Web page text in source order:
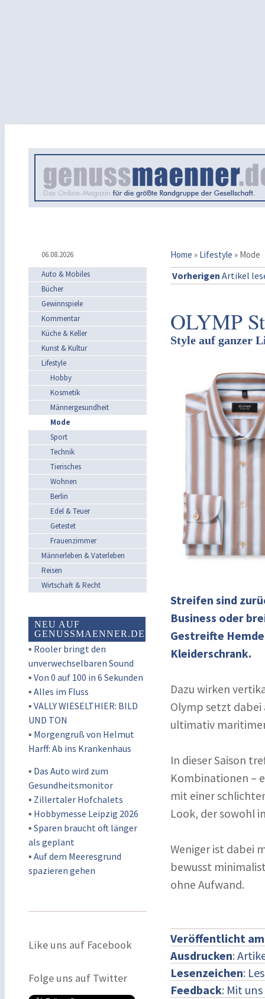
06.08.2026 Home » Lifestyle » Mode
Auto & Mobiles
Bücher
Gewinnspiele
Kommentar
Küche & Keller
Kunst & Kultur
Lifestyle
Hobby
Kosmetik
Männergesundheit
Mode
Sport
Technik
Tierisches
Wohnen
Berlin
Edel & Teuer
Getestet
Frauenzimmer
Männerleben & Vaterleben
Reisen
Wirtschaft & Recht
NEU AUF
GENUSSMAENNER.DE
▪ Rooler bringt den
unverwechselbaren Sound
▪ Von 0 auf 100 in 6 Sekunden
▪ Alles im Fluss
▪ VALLY WIESELTHIER: BILD
UND TON
▪ Morgengruß von Helmut
Harff: Ab ins Krankenhaus
▪ Das Auto wird zum
Gesundheitsmonitor
▪ Zillertaler Hofchalets
▪ Hobbymesse Leipzig 2026
▪ Sparen braucht oft länger
als geplant
▪ Auf dem Meeresgrund
spazieren gehen
Like uns auf Facebook
Folge uns auf Twitter
Vorherigen Artikel
OLYMP
Style auf ganzer
Streifen sind
Business oder
Gestreifte
Kleiderschrank.
Dazu wirken
Olymp setzt dabei
ultimativ
In dieser Saison
Kombinationen –
mit einer
Look, der sowohl
Weniger ist dabei
bewusst
ohne Aufwand.
Veröffentlicht am
Ausdrucken:
Lesenzeichen:
Feedback: Mit